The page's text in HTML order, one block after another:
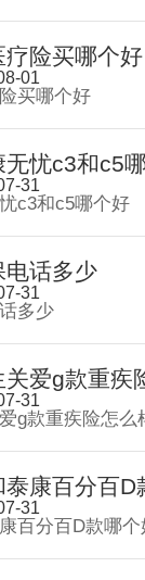
险买哪个好
01
买哪个好
无忧c3和c5
31
c3和c5哪个好
电话多少
31
多少
爱g款重疾
31
g款重疾险怎么
康百分百D
31
百分百D款哪个